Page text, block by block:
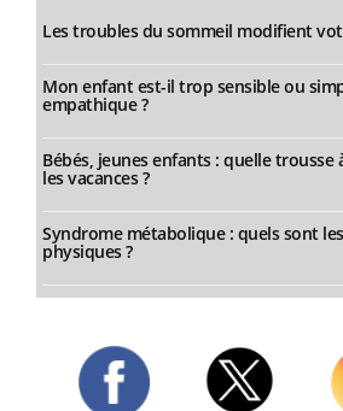
Les troubles du sommeil modifient
Mon enfant est-il trop sensible ou
empathique ?
Bébés, jeunes enfants : quelle trousse
les vacances ?
Syndrome métabolique : quels sont
physiques ?